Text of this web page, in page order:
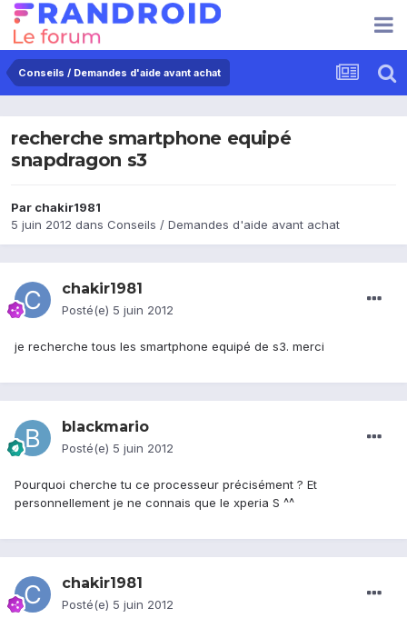
Conseils / Demandes d'aide avant achat
recherche smartphone equipé
snapdragon s3
Par chakir1981
5 juin 2012 dans Conseils / Demandes d'aide avant achat
chakir1981
Posté(e) 5 juin 2012
je recherche tous les smartphone equipé de s3. merci
blackmario
Posté(e) 5 juin 2012
Pourquoi cherche tu ce processeur précisément ? Et
personnellement je ne connais que le xperia S ^^
chakir1981
Posté(e) 5 juin 2012